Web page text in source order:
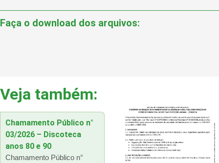
Faça o download dos arquivos:
Veja também:
Chamamento Público n°
03/2026 – Discoteca
anos 80 e 90
Chamamento Público n°